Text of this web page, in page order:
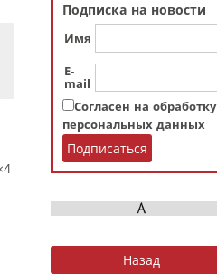
Подписка на новости
Имя
E-
mail
Согласен на обработку
персональных данных